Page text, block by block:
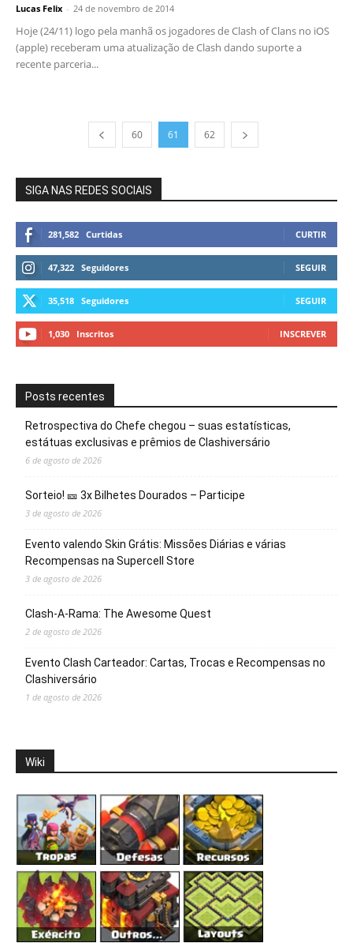
Lucas Felix - 24 de novembro de 2014
Hoje (24/11) logo pela manhã os jogadores de Clash of Clans no iOS
(apple) receberam uma atualização de Clash dando suporte a
recente parceria...
60 61 62
SIGA NAS REDES SOCIAIS
281,582 Curtidas CURTIR
47,322 Seguidores SEGUIR
35,518 Seguidores SEGUIR
1,030 Inscritos INSCREVER
Posts recentes
Retrospectiva do Chefe chegou – suas estatísticas,
estátuas exclusivas e prêmios de Clashiversário
6 de agosto de 2026
Sorteio! 🎫 3x Bilhetes Dourados – Participe
3 de agosto de 2026
Evento valendo Skin Grátis: Missões Diárias e várias
Recompensas na Supercell Store
3 de agosto de 2026
Clash-A-Rama: The Awesome Quest
2 de agosto de 2026
Evento Clash Carteador: Cartas, Trocas e Recompensas no
Clashiversário
1 de agosto de 2026
Wiki